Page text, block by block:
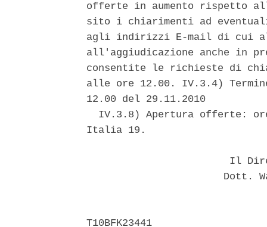
offerte in aumento rispetto
sito i chiarimenti ad
agli indirizzi E-mail di cui al
all'aggiudicazione anche in
consentite le richieste di
alle ore 12.00. IV.3.4)
12.00 del 29.11.2010
IV.3.8) Apertura offerte:
Italia 19.
Il
Dott.